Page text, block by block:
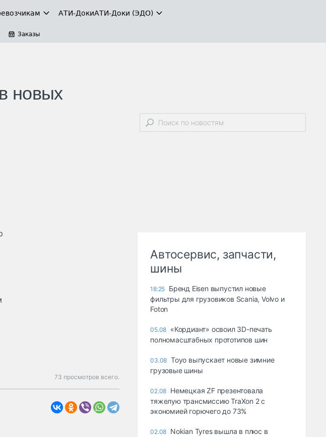
АТИ-ДокиАТИ-Доки (ЭДО)
Заказы
новых
73 просмотров всего.
Автосервис, запчасти,
шины
18:25 Бренд Eisen выпустил новые
фильтры для грузовиков Scania, Volvo и
Foton
05.08 «Кордиант» освоил 3D-печать
полномасштабных прототипов шин
03.08 Toyo выпускает новые зимние
грузовые шины
02.08 Немецкая ZF презентовала
тяжелую трансмиссию TraXon 2 с
экономией горючего до 73%
02.08 Nokian Tyres вышла в плюс в